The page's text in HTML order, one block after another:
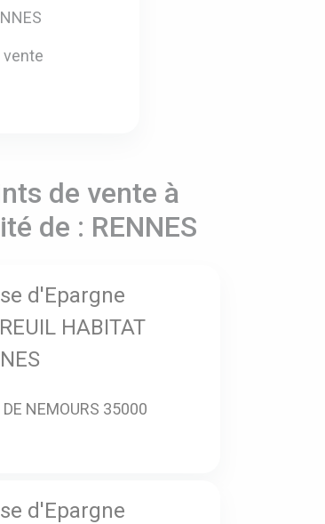
de vente à
de : RENNES
d'Epargne
HABITAT
DE NEMOURS 35000
d'Epargne